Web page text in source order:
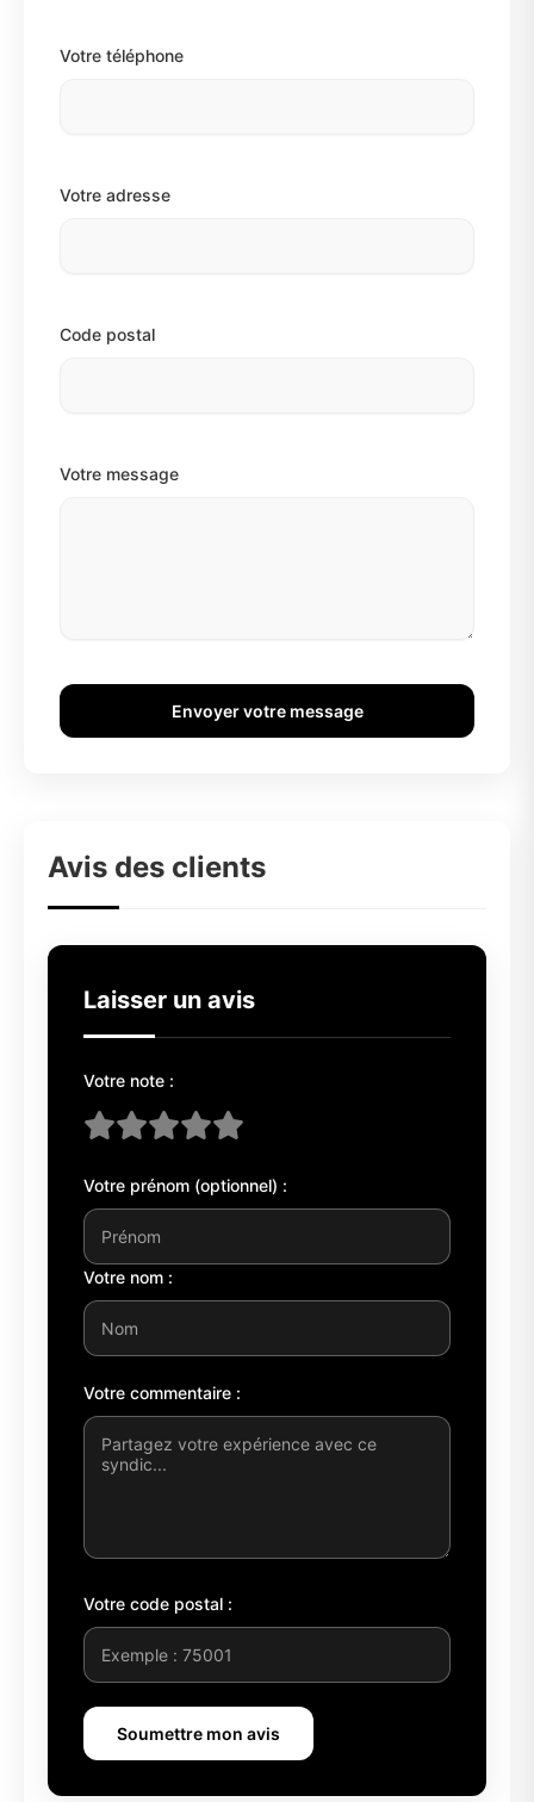
Votre téléphone
Votre adresse
Code postal
Votre message
Envoyer votre message
Avis des clients
Laisser un avis
Votre note :
Votre prénom (optionnel) :
Votre nom :
Votre commentaire :
Votre code postal :
Soumettre mon avis